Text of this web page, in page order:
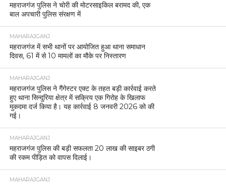
महराजगंज पुलिस ने चोरी की मोटरसाइकिल बरामद की, एक
बाल अपचारी पुलिस संरक्षण में
MAHARAJGANJ
महराजगंज में सभी थानों पर आयोजित हुआ थाना समाधान
दिवस, 61 में से 10 मामलों का मौके पर निस्तारण
MAHARAJGANJ
महराजगंज पुलिस ने गैंगेस्टर एक्ट के तहत बड़ी कार्रवाई करते
हुए थाना सिन्दुरिया क्षेत्र में सक्रिय एक गिरोह के खिलाफ
मुकदमा दर्ज किया है। यह कार्रवाई 8 जनवरी 2026 को की
गई।
MAHARAJGANJ
महराजगंज पुलिस की बड़ी सफलता 20 लाख की साइबर ठगी
की रकम पीड़ित को वापस दिलाई।
MAHARAJGANJ